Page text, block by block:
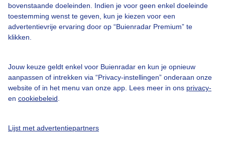
bovenstaande doeleinden. Indien je voor geen enkel doeleinde
toestemming wenst te geven, kun je kiezen voor een
advertentievrije ervaring door op “Buienradar Premium” te
klikken.
Jouw keuze geldt enkel voor Buienradar en kun je opnieuw
aanpassen of intrekken via “Privacy-instellingen” onderaan onze
website of in het menu van onze app. Lees meer in ons privacy-
en cookiebeleid
Lijst met advertentiepartners
Bedrijfsgegevens
Veelgestelde vragen
Toegankelijkheid
Gebruikersvoorwaarden
Adverteren